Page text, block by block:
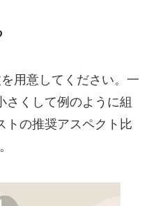
用意してください。一
さくして例のように組
トの推奨アスペクト比